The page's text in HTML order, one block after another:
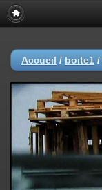
Accueil / boite1 /